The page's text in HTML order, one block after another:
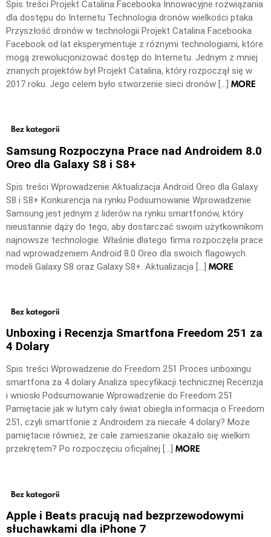
Spis treści Projekt Catalina Facebooka Innowacyjne rozwiązania
dla dostępu do Internetu Technologia dronów wielkości ptaka
Przyszłość dronów w technologii Projekt Catalina Facebooka
Facebook od lat eksperymentuje z różnymi technologiami, które
mogą zrewolucjonizować dostęp do Internetu. Jednym z mniej
znanych projektów był Projekt Catalina, który rozpoczął się w
2017 roku. Jego celem było stworzenie sieci dronów […] MORE
Bez kategorii
Samsung Rozpoczyna Prace nad Androidem 8.0
Oreo dla Galaxy S8 i S8+
Spis treści Wprowadzenie Aktualizacja Android Oreo dla Galaxy
S8 i S8+ Konkurencja na rynku Podsumowanie Wprowadzenie
Samsung jest jednym z liderów na rynku smartfonów, który
nieustannie dąży do tego, aby dostarczać swoim użytkownikom
najnowsze technologie. Właśnie dlatego firma rozpoczęła prace
nad wprowadzeniem Android 8.0 Oreo dla swoich flagowych
modeli Galaxy S8 oraz Galaxy S8+. Aktualizacja […] MORE
Bez kategorii
Unboxing i Recenzja Smartfona Freedom 251 za
4 Dolary
Spis treści Wprowadzenie do Freedom 251 Proces unboxingu
smartfona za 4 dolary Analiza specyfikacji technicznej Recenzja
i wnioski Podsumowanie Wprowadzenie do Freedom 251
Pamiętacie jak w lutym cały świat obiegła informacja o Freedom
251, czyli smartfonie z Androidem za niecałe 4 dolary? Może
pamiętacie również, że całe zamieszanie okazało się wielkim
przekrętem? Po rozpoczęciu oficjalnej […] MORE
Bez kategorii
Apple i Beats pracują nad bezprzewodowymi
słuchawkami dla iPhone 7